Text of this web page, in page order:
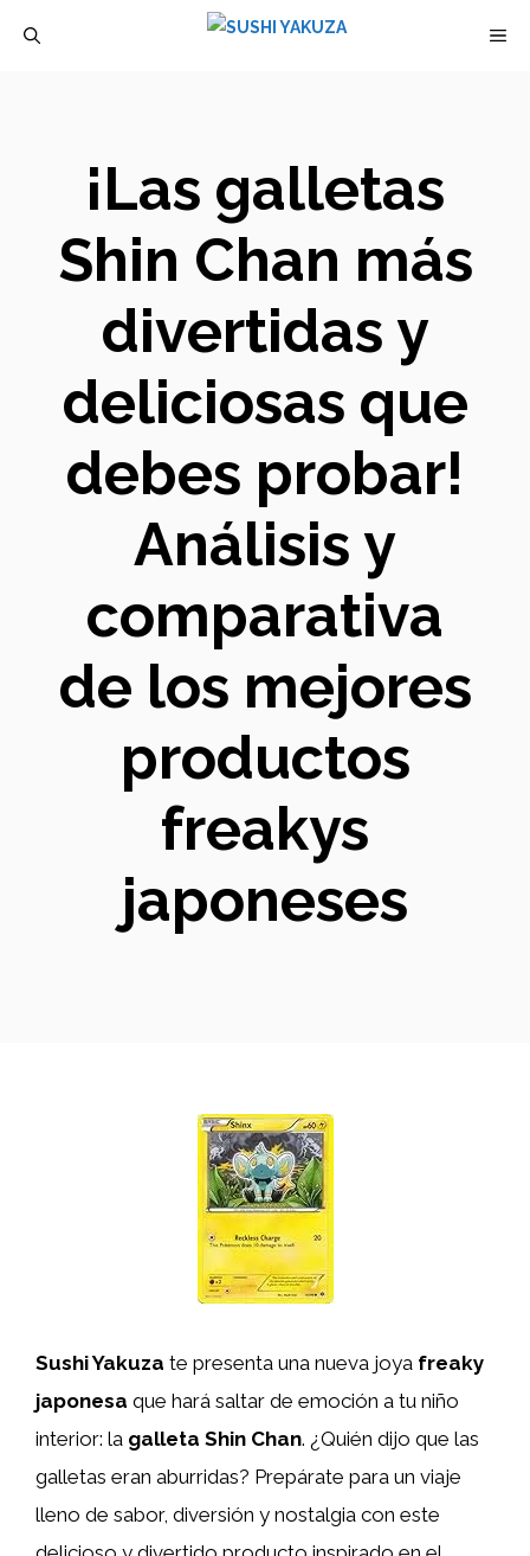
¡Las galletas
Shin Chan más
divertidas y
deliciosas que
debes probar!
Análisis y
comparativa
de los mejores
productos
freakys
japoneses
Sushi Yakuza te presenta una nueva joya freaky
japonesa que hará saltar de emoción a tu niño
interior: la galleta Shin Chan. ¿Quién dijo que las
galletas eran aburridas? Prepárate para un viaje
lleno de sabor, diversión y nostalgia con este